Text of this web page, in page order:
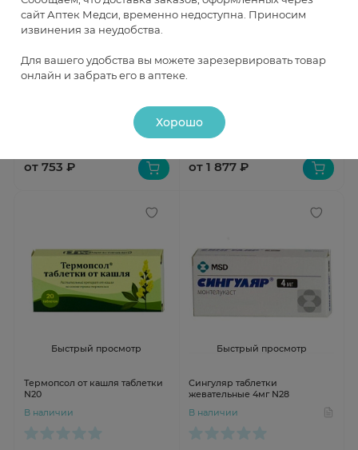
Бронхобос сироп 250мг/5мл
от 753 ₽
В наличии
от 1 877 ₽
Быстрый просмотр
Термопсол от кашля таблетки
N20
В наличии
Быстрый просмотр
Сингуляр таблетки
жевательные 4мг N28
В наличии
сайт Аптек Медси, временно недоступна. Приносим
извинения за неудобства.
Для вашего удобства вы можете зарезервировать товар
онлайн и забрать его в аптеке.
Хорошо